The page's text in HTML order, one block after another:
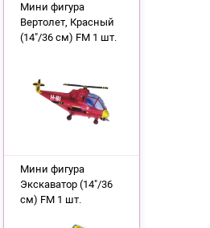
Мини фигура
Вертолет, Красный
(14"/36 см) FM 1 шт.
Мини фигура
Экскаватор (14"/36
см) FM 1 шт.